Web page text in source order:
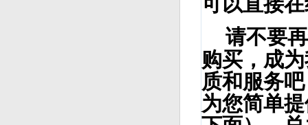
请不要
购买，成
质和服务
为您简单